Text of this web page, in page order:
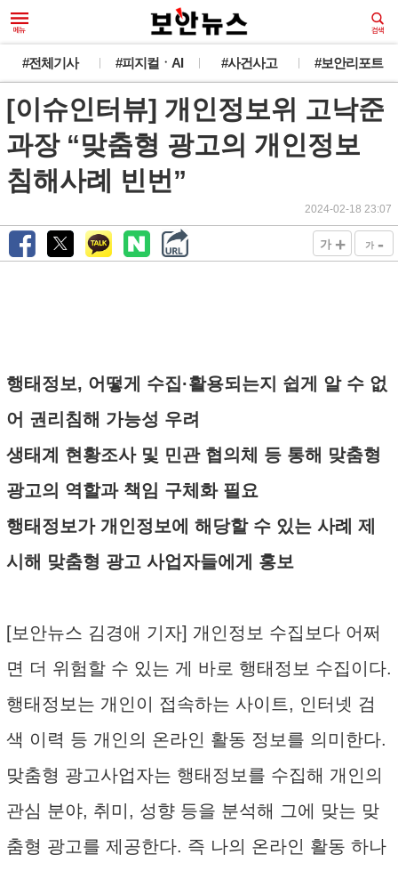
#전체기사 #피지컬ㆍAI #사건사고 #보안리포트
[이슈인터뷰] 개인정보위 고낙준
과장 “맞춤형 광고의 개인정보
침해사례 빈번”
2024-02-18 23:07
가 + 가 -
행태정보, 어떻게 수집·활용되는지 쉽게 알 수 없
어 권리침해 가능성 우려
생태계 현황조사 및 민관 협의체 등 통해 맞춤형
광고의 역할과 책임 구체화 필요
행태정보가 개인정보에 해당할 수 있는 사례 제
시해 맞춤형 광고 사업자들에게 홍보
[보안뉴스 김경애 기자] 개인정보 수집보다 어쩌
면 더 위험할 수 있는 게 바로 행태정보 수집이다.
행태정보는 개인이 접속하는 사이트, 인터넷 검
색 이력 등 개인의 온라인 활동 정보를 의미한다.
맞춤형 광고사업자는 행태정보를 수집해 개인의
관심 분야, 취미, 성향 등을 분석해 그에 맞는 맞
춤형 광고를 제공한다. 즉 나의 온라인 활동 하나